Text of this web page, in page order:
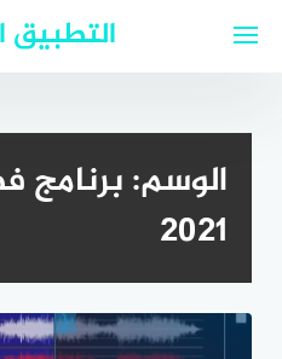
التطبيق
الوسم:برنامج
2021